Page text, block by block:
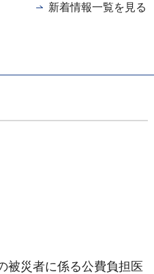
新着情報一覧を見る
被災者に係る公費負担医